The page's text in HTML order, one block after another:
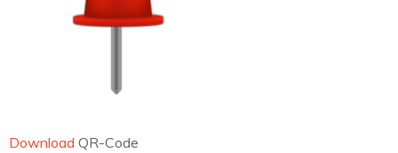
Download QR-Code